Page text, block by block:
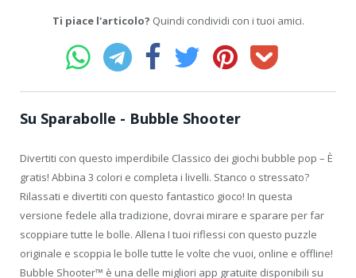
Ti piace l'articolo? Quindi condividi con i tuoi amici.
Su Sparabolle - Bubble Shooter
Divertiti con questo imperdibile Classico dei giochi bubble pop – È
gratis! Abbina 3 colori e completa i livelli. Stanco o stressato?
Rilassati e divertiti con questo fantastico gioco! In questa
versione fedele alla tradizione, dovrai mirare e sparare per far
scoppiare tutte le bolle. Allena I tuoi riflessi con questo puzzle
originale e scoppia le bolle tutte le volte che vuoi, online e offline!
Bubble Shooter™ è una delle migliori app gratuite disponibili su